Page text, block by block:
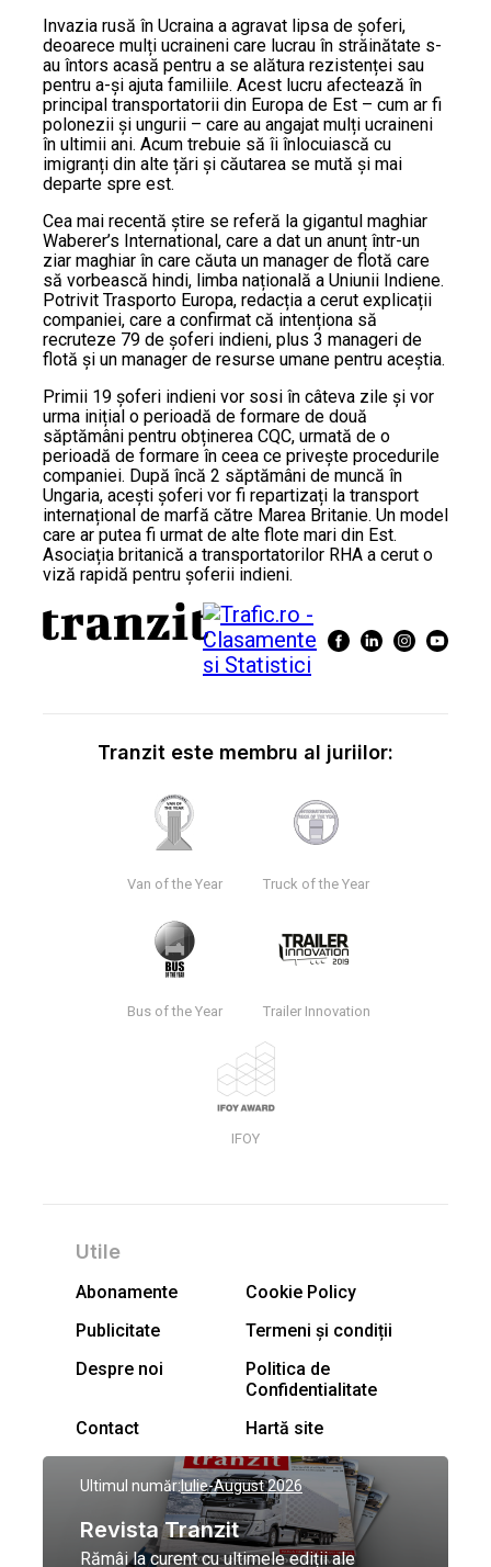
Invazia rusă în Ucraina a agravat lipsa de șoferi,
deoarece mulți ucraineni care lucrau în străinătate s-
au întors acasă pentru a se alătura rezistenței sau
pentru a-și ajuta familiile. Acest lucru afectează în
principal transportatorii din Europa de Est – cum ar fi
polonezii și ungurii – care au angajat mulți ucraineni
în ultimii ani. Acum trebuie să îi înlocuiască cu
imigranți din alte țări și căutarea se mută și mai
departe spre est.
Cea mai recentă știre se referă la gigantul maghiar
Waberer’s International, care a dat un anunț într-un
ziar maghiar în care căuta un manager de flotă care
să vorbească hindi, limba națională a Uniunii Indiene.
Potrivit Trasporto Europa, redacția a cerut explicații
companiei, care a confirmat că intenționa să
recruteze 79 de șoferi indieni, plus 3 manageri de
flotă și un manager de resurse umane pentru aceștia.
Primii 19 șoferi indieni vor sosi în câteva zile și vor
urma inițial o perioadă de formare de două
săptămâni pentru obținerea CQC, urmată de o
perioadă de formare în ceea ce privește procedurile
companiei. După încă 2 săptămâni de muncă în
Ungaria, acești șoferi vor fi repartizați la transport
internațional de marfă către Marea Britanie. Un model
care ar putea fi urmat de alte flote mari din Est.
Asociația britanică a transportatorilor RHA a cerut o
viză rapidă pentru șoferii indieni.
Tranzit este membru al juriilor:
Van of the Year Truck of the Year
Bus of the Year Trailer Innovation
IFOY
Utile
Abonamente
Cookie Policy
Publicitate
Termeni și condiții
Despre noi
Politica de
Confidentialitate
Contact
Hartă site
Ultimul număr:Iulie-August 2026
Revista Tranzit
Rămâi la curent cu ultimele ediții ale